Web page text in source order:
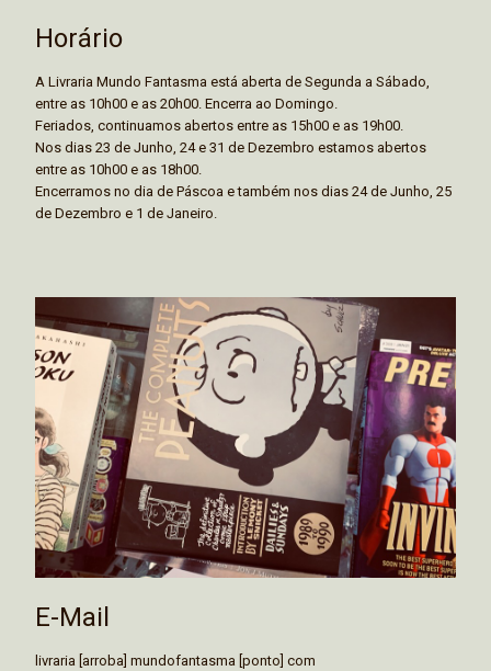
Horário
A Livraria Mundo Fantasma está aberta de Segunda a Sábado,
entre as 10h00 e as 20h00. Encerra ao Domingo.
Feriados, continuamos abertos entre as 15h00 e as 19h00.
Nos dias 23 de Junho, 24 e 31 de Dezembro estamos abertos
entre as 10h00 e as 18h00.
Encerramos no dia de Páscoa e também nos dias 24 de Junho, 25
de Dezembro e 1 de Janeiro.
E-Mail
livraria [arroba] mundofantasma [ponto] com